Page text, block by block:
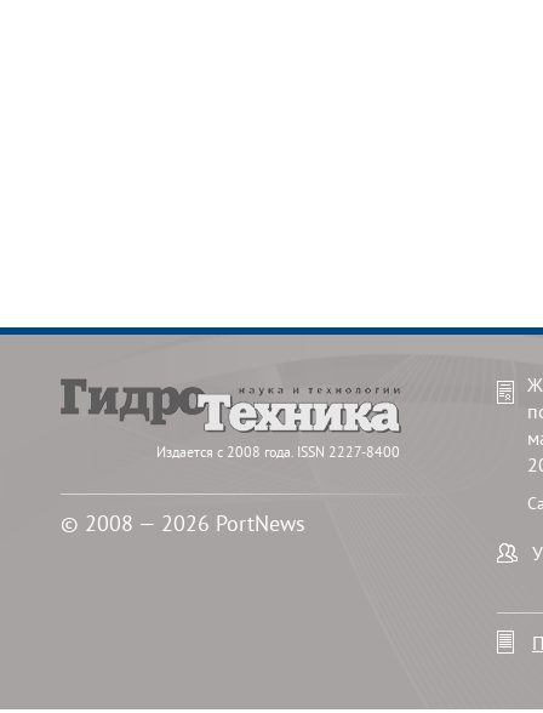
Издается с 2008 года. ISSN 2227-8400
© 2008 — 2026 PortNews